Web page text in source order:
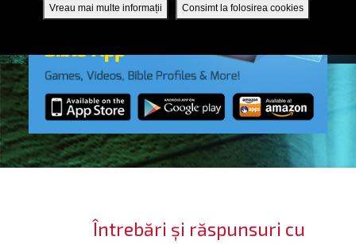
Vreau mai multe informații Consimt la folosirea cookies
DVD - Sezoane 1-4
mobilă
te
Întrebări și răspunsuri cu